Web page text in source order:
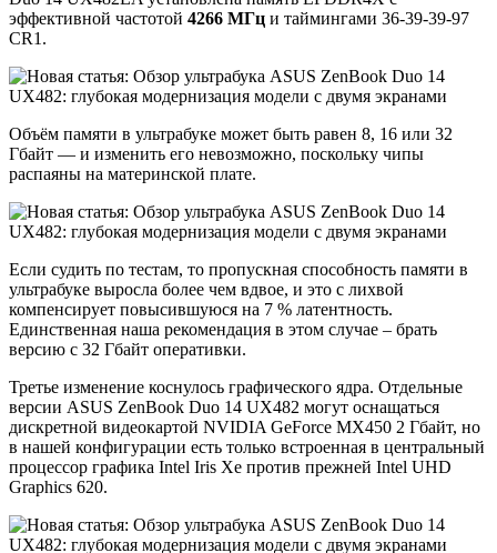
эффективной частотой 4266 МГц и таймингами 36-39-39-97
CR1.
Объём памяти в ультрабуке может быть равен 8, 16 или 32
Гбайт — и изменить его невозможно, поскольку чипы
распаяны на материнской плате.
Если судить по тестам, то пропускная способность памяти в
ультрабуке выросла более чем вдвое, и это с лихвой
компенсирует повысившуюся на 7 % латентность.
Единственная наша рекомендация в этом случае – брать
версию с 32 Гбайт оперативки.
Третье изменение коснулось графического ядра. Отдельные
версии ASUS ZenBook Duo 14 UX482 могут оснащаться
дискретной видеокартой NVIDIA GeForce MX450 2 Гбайт, но
в нашей конфигурации есть только встроенная в центральный
процессор графика Intel Iris Xe против прежней Intel UHD
Graphics 620.